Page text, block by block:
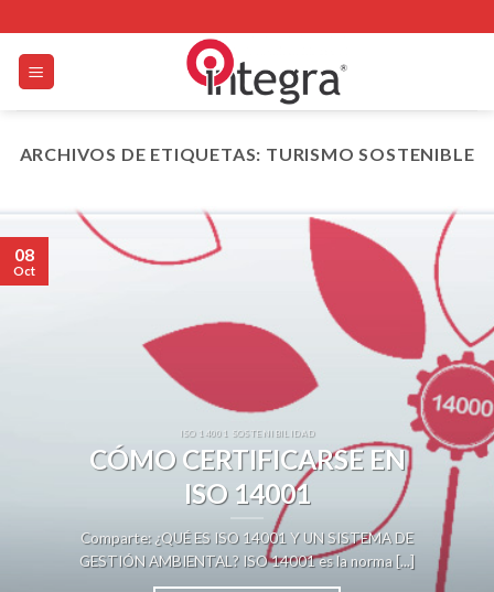
to
content
ARCHIVOS DE ETIQUETAS: TURISMO SOSTENIBLE
ISO 14001 SOSTENIBILIDAD
CÓMO CERTIFICARSE EN
ISO 14001
Comparte: ¿QUÉ ES ISO 14001 Y UN SISTEMA DE
GESTIÓN AMBIENTAL? ISO 14001 es la norma [...]
08
Oct